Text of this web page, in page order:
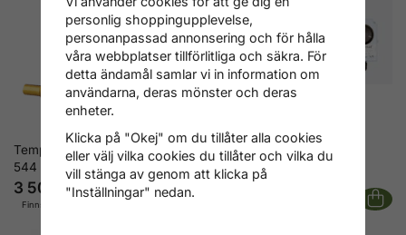
Temperaturbegränsare Caleffi
544
3 500 kr
Finns i lager
Laddtermostat
911 kr
personlig shoppingupplevelse,
personanpassad annonsering och för hålla
våra webbplatser tillförlitliga och säkra. För
detta ändamål samlar vi in information om
användarna, deras mönster och deras
enheter.
Klicka på "Okej" om du tillåter alla cookies
eller välj vilka cookies du tillåter och vilka du
vill stänga av genom att klicka på
"Inställningar" nedan.